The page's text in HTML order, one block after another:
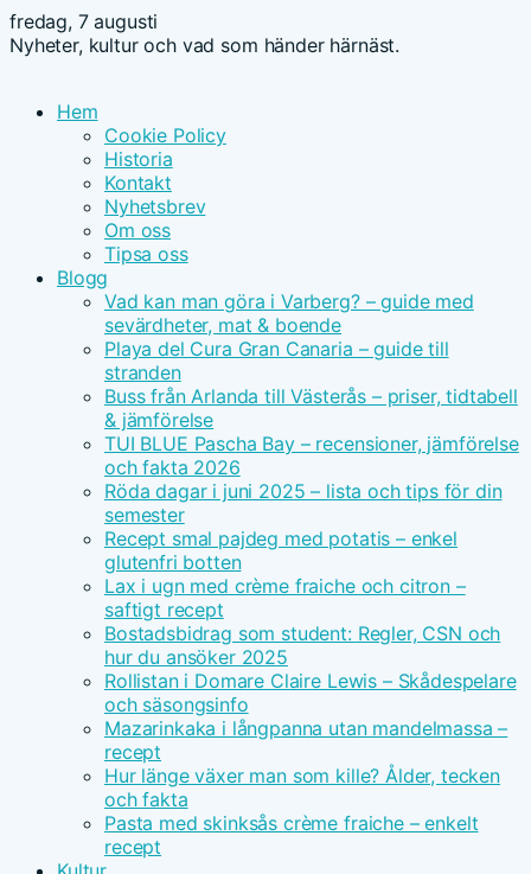
fredag, 7 augusti
Nyheter, kultur och vad som händer härnäst.
Hem
Cookie Policy
Historia
Kontakt
Nyhetsbrev
Om oss
Tipsa oss
Blogg
Vad kan man göra i Varberg? – guide med
sevärdheter, mat & boende
Playa del Cura Gran Canaria – guide till
stranden
Buss från Arlanda till Västerås – priser, tidtabell
& jämförelse
TUI BLUE Pascha Bay – recensioner, jämförelse
och fakta 2026
Röda dagar i juni 2025 – lista och tips för din
semester
Recept smal pajdeg med potatis – enkel
glutenfri botten
Lax i ugn med crème fraiche och citron –
saftigt recept
Bostadsbidrag som student: Regler, CSN och
hur du ansöker 2025
Rollistan i Domare Claire Lewis – Skådespelare
och säsongsinfo
Mazarinkaka i långpanna utan mandelmassa –
recept
Hur länge växer man som kille? Ålder, tecken
och fakta
Pasta med skinksås crème fraiche – enkelt
recept